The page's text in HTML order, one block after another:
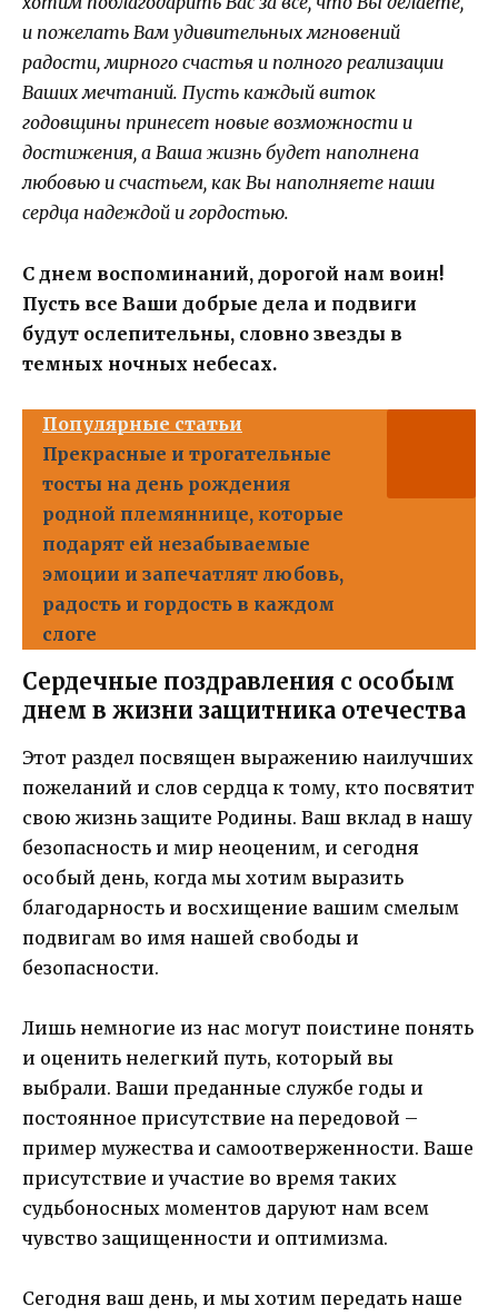
и пожелать Вам удивительных мгновений
радости, мирного счастья и полного реализации
Ваших мечтаний. Пусть каждый виток
годовщины принесет новые возможности и
достижения, а Ваша жизнь будет наполнена
любовью и счастьем, как Вы наполняете наши
сердца надеждой и гордостью.
С днем воспоминаний, дорогой нам воин!
Пусть все Ваши добрые дела и подвиги
будут ослепительны, словно звезды в
темных ночных небесах.
Популярные статьи
Прекрасные и трогательные
тосты на день рождения
родной племяннице, которые
подарят ей незабываемые
эмоции и запечатлят любовь,
радость и гордость в каждом
слоге
Сердечные поздравления с особым
днем в жизни защитника отечества
Этот раздел посвящен выражению наилучших
пожеланий и слов сердца к тому, кто посвятит
свою жизнь защите Родины. Ваш вклад в нашу
безопасность и мир неоценим, и сегодня
особый день, когда мы хотим выразить
благодарность и восхищение вашим смелым
подвигам во имя нашей свободы и
безопасности.
Лишь немногие из нас могут поистине понять
и оценить нелегкий путь, который вы
выбрали. Ваши преданные службе годы и
постоянное присутствие на передовой –
пример мужества и самоотверженности. Ваше
присутствие и участие во время таких
судьбоносных моментов даруют нам всем
чувство защищенности и оптимизма.
Сегодня ваш день, и мы хотим передать наше